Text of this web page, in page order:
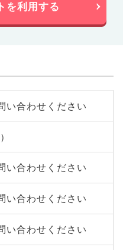
を利用する
い合わせください
い合わせください
い合わせください
い合わせください